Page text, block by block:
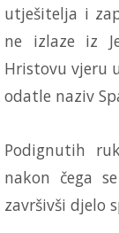
utješitelja i
ne izlaze iz
Hristovu vjeru
odatle naziv
Podignutih
nakon čega
završivši djelo